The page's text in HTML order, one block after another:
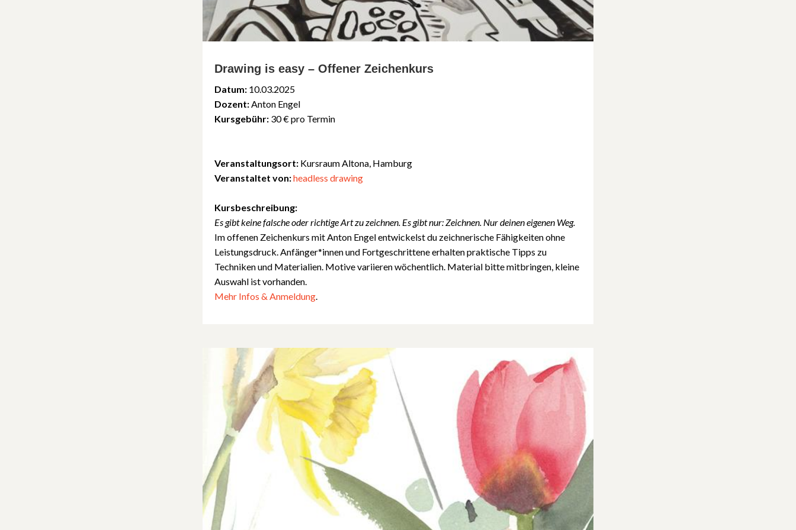
Drawing is easy – Offener Zeichenkurs
Datum: 10.03.2025
Dozent:Anton Engel
Kursgebühr: 30 € pro Termin
Veranstaltungsort: Kursraum Altona, Hamburg
Veranstaltet von:headless drawing
Kursbeschreibung:
Es gibt keine falsche oder richtige Art zu zeichnen. Es gibt nur: Zeichnen. Nur deinen eigenen Weg.
Im offenen Zeichenkurs mit Anton Engel entwickelst du zeichnerische Fähigkeiten ohne
Leistungsdruck. Anfänger*innen und Fortgeschrittene erhalten praktische Tipps zu
Techniken und Materialien. Motive variieren wöchentlich. Material bitte mitbringen, kleine
Auswahl ist vorhanden.
Mehr Infos & Anmeldung.